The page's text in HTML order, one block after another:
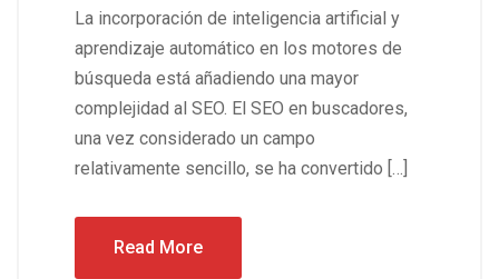
La incorporación de inteligencia artificial y
aprendizaje automático en los motores de
búsqueda está añadiendo una mayor
complejidad al SEO. El SEO en buscadores,
una vez considerado un campo
relativamente sencillo, se ha convertido […]
Read More